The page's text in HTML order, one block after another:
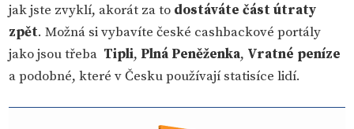
jak jste zvyklí, akorát za to dostáváte část útraty
zpět. Možná si vybavíte české cashbackové portály
jako jsou třeba Tipli, Plná Peněženka, Vratné peníze
a podobné, které v Česku používají statisíce lidí.